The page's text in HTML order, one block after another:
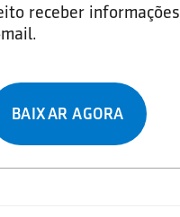
receber informações
BAIXAR AGORA